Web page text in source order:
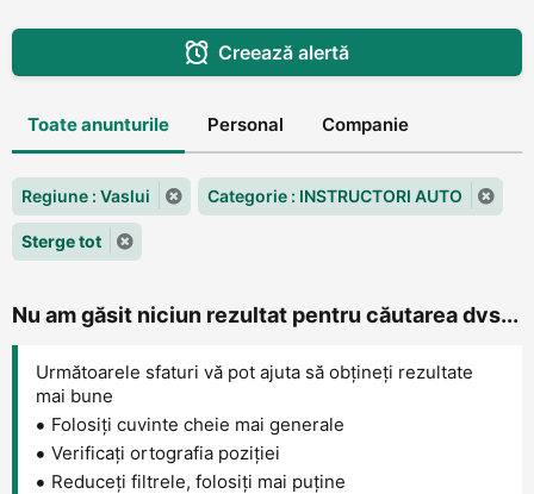
Creează alertă
Toate anunturile Personal Companie
Regiune : Vaslui Categorie : INSTRUCTORI AUTO
Sterge tot
Nu am găsit niciun rezultat pentru căutarea dvs...
Următoarele sfaturi vă pot ajuta să obțineți rezultate
mai bune
Folosiți cuvinte cheie mai generale
Verificați ortografia poziției
Reduceți filtrele, folosiți mai puține